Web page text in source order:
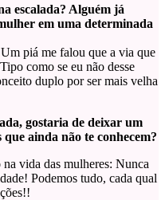
escalada? Alguém já
em uma determinada
piá me falou que a via que
como se eu não desse
duplo por ser mais velha
gostaria de deixar um
ainda não te conhecem?
vida das mulheres: Nunca
Podemos tudo, cada qual